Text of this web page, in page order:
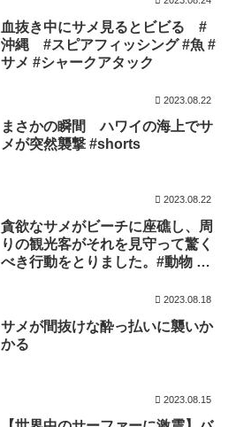
血抜き中にサメ見るとビビる #
沖縄 #スピアフィッシング #魚 #
サメ #シャークアタック
2023.08.22
まさかの瞬間 ハワイの海上でサ
メが突然襲撃 #shorts
2023.08.22
貪欲なサメがビーチに座礁し、周
りの観光客がそれを見守って驚く
べき行動をとりました。#動物 #
2023.08.18
サメが間抜けな酔っ払いに襲いか
かる
2023.08.15